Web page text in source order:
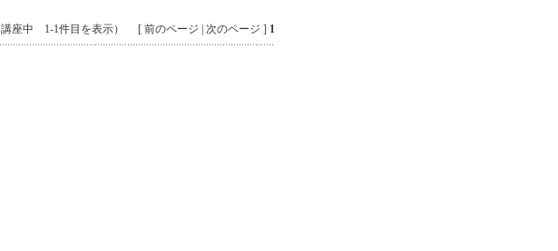
講座中 1-1件目を表示） [ 前のページ | 次のページ ] 1